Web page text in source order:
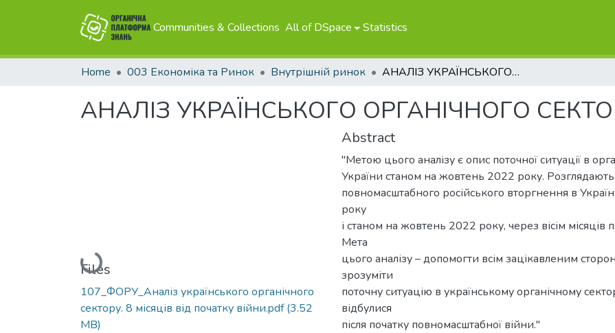
Communities & Collections All of DSpace Statistics
Home 003 Економіка та Ринок Внутрішній ринок АНАЛІЗ УКРАЇНСЬКОГО ОРГАНІЧНОГО СЕКТОРУ
АНАЛІЗ УКРАЇНСЬКОГО ОРГАНІЧНОГО
Loading...
Files
107_ФОРУ_Аналіз українського органічного
сектору. 8 місяців від початку війни.pdf(3.52
MB)
Abstract
"Метою цього аналізу є опис поточної ситуації в
України станом на жовтень 2022 року.
повномасштабного російського вторгнення в
року
і станом на жовтень 2022 року, через вісім місяців
Мета
цього аналізу – допомогти всім зацікавленим
зрозуміти
поточну ситуацію в українському органічному
відбулися
після початку повномасштабної війни."